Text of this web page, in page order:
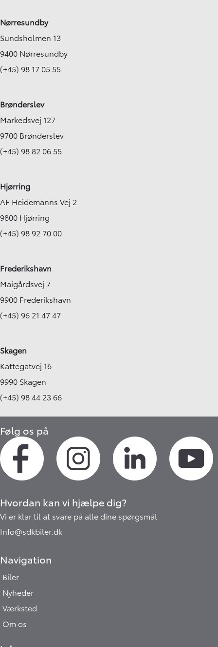
Nørresundby
Sundsholmen 13
9400 Nørresundby
(+45) 98 17 05 55
Brønderslev
Markedsvej 127
9700 Brønderslev
(+45) 98 82 06 55
Hjørring
AF Heidemanns Vej 2
9800 Hjørring
(+45) 98 92 70 00
Frederikshavn
Maigårdsvej 7
9900 Frederikshavn
(+45) 96 21 47 47
Skagen
Kattegatvej 16
9990 Skagen
(+45) 98 44 23 66
Følg os på
Hvordan kan vi hjælpe dig?
Vi er klar til at svare på alle dine spørgsmål
Info@sdkbiler.dk
Navigation
Biler
Nyheder
Værksted
Om os